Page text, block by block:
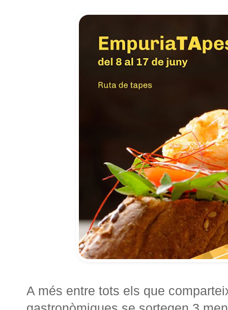
A més entre tots els que